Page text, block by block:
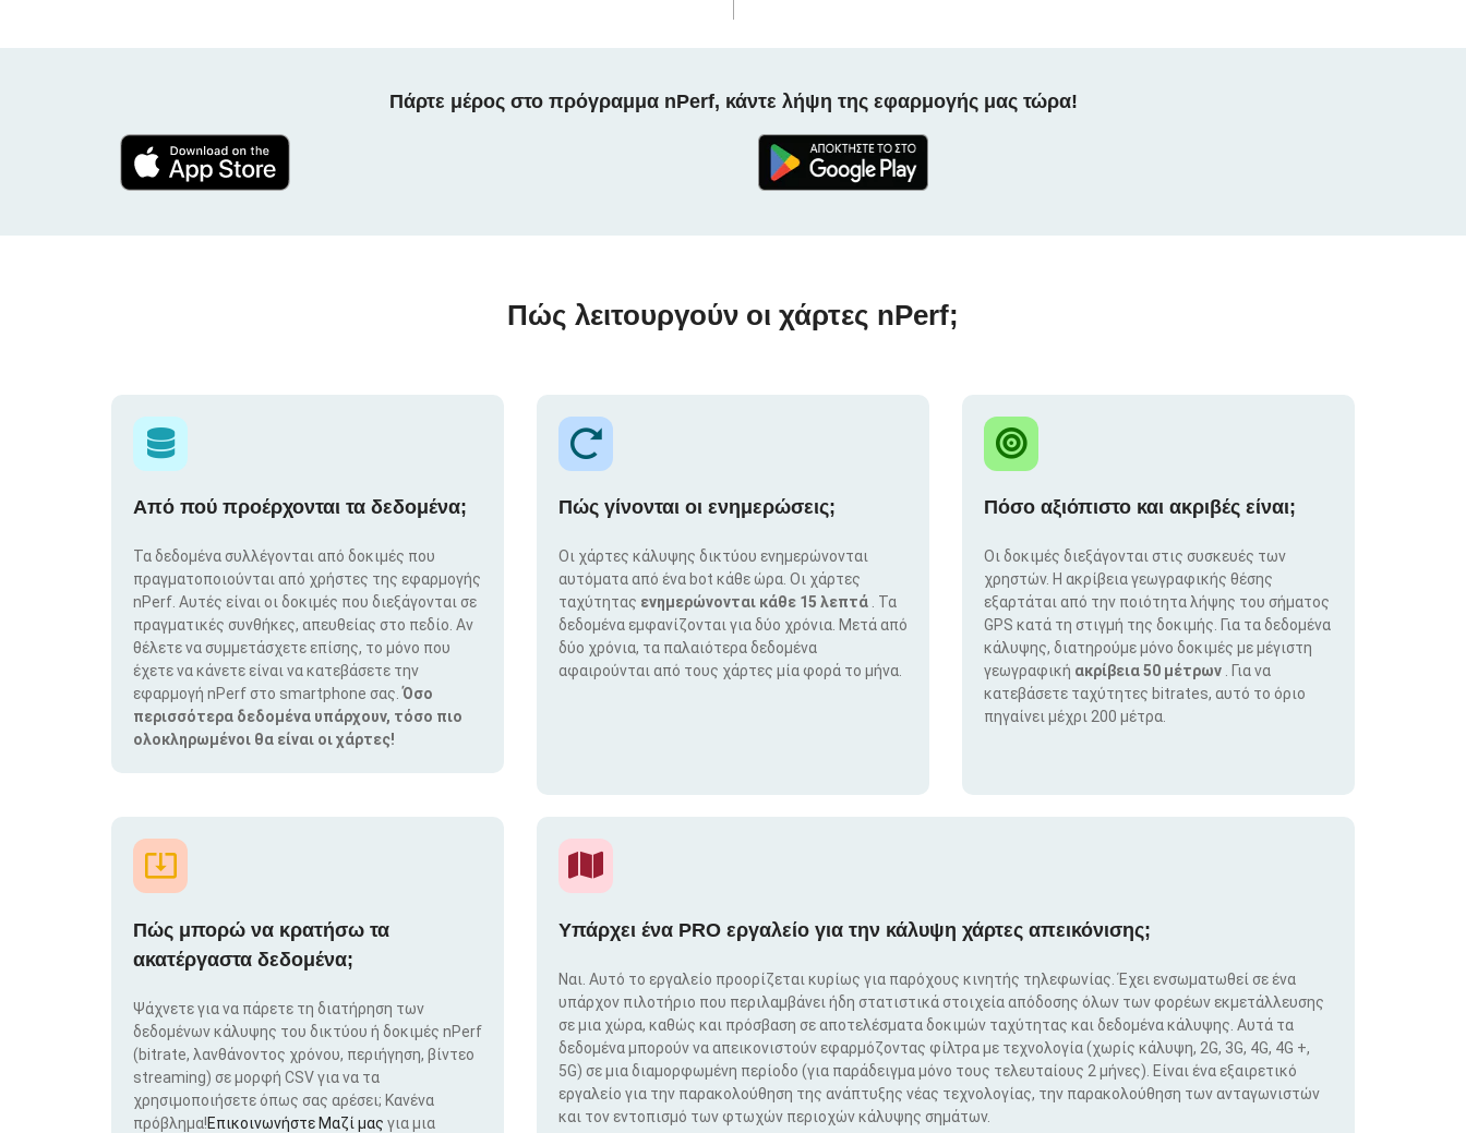
Πάρτε μέρος στο πρόγραμμα nPerf, κάντε λήψη της εφαρμογής μας τώρα!
Πώς λειτουργούν οι χάρτες nPerf;
Από πού προέρχονται τα δεδομένα;
Τα δεδομένα συλλέγονται από δοκιμές που
πραγματοποιούνται από χρήστες της εφαρμογής
nPerf. Αυτές είναι οι δοκιμές που διεξάγονται σε
πραγματικές συνθήκες, απευθείας στο πεδίο. Αν
θέλετε να συμμετάσχετε επίσης, το μόνο που
έχετε να κάνετε είναι να κατεβάσετε την
εφαρμογή nPerf στο smartphone σας.Όσο
περισσότερα δεδομένα υπάρχουν, τόσο πιο
ολοκληρωμένοι θα είναι οι χάρτες!
Πώς γίνονται οι ενημερώσεις;
Οι χάρτες κάλυψης δικτύου ενημερώνονται
αυτόματα από ένα bot κάθε ώρα. Οι χάρτες
ταχύτητας ενημερώνονται κάθε 15 λεπτά
. Τα
δεδομένα εμφανίζονται για δύο χρόνια. Μετά από
δύο χρόνια, τα παλαιότερα δεδομένα
αφαιρούνται από τους χάρτες μία φορά το μήνα.
Πόσο αξιόπιστο και ακριβές είναι;
Οι δοκιμές διεξάγονται στις συσκευές των
χρηστών. Η ακρίβεια γεωγραφικής θέσης
εξαρτάται από την ποιότητα λήψης του σήματος
GPS κατά τη στιγμή της δοκιμής. Για τα δεδομένα
κάλυψης, διατηρούμε μόνο δοκιμές με μέγιστη
γεωγραφική ακρίβεια 50 μέτρων
. Για να
κατεβάσετε ταχύτητες bitrates, αυτό το όριο
πηγαίνει μέχρι 200 μέτρα.
Πώς μπορώ να κρατήσω τα
ακατέργαστα δεδομένα;
Ψάχνετε για να πάρετε τη διατήρηση των
δεδομένων κάλυψης του δικτύου ή δοκιμές nPerf
(bitrate, λανθάνοντος χρόνου, περιήγηση, βίντεο
streaming) σε μορφή CSV για να τα
χρησιμοποιήσετε όπως σας αρέσει; Κανένα
πρόβλημα!Επικοινωνήστε Μαζί μας για μια
Υπάρχει ένα PRO εργαλείο για την κάλυψη χάρτες απεικόνισης;
Ναι. Αυτό το εργαλείο προορίζεται κυρίως για παρόχους κινητής τηλεφωνίας. Έχει ενσωματωθεί σε ένα
υπάρχον πιλοτήριο που περιλαμβάνει ήδη στατιστικά στοιχεία απόδοσης όλων των φορέων εκμετάλλευσης
σε μια χώρα, καθώς και πρόσβαση σε αποτελέσματα δοκιμών ταχύτητας και δεδομένα κάλυψης. Αυτά τα
δεδομένα μπορούν να απεικονιστούν εφαρμόζοντας φίλτρα με τεχνολογία (χωρίς κάλυψη, 2G, 3G, 4G, 4G +,
5G) σε μια διαμορφωμένη περίοδο (για παράδειγμα μόνο τους τελευταίους 2 μήνες). Είναι ένα εξαιρετικό
εργαλείο για την παρακολούθηση της ανάπτυξης νέας τεχνολογίας, την παρακολούθηση των ανταγωνιστών
και τον εντοπισμό των φτωχών περιοχών κάλυψης σημάτων.